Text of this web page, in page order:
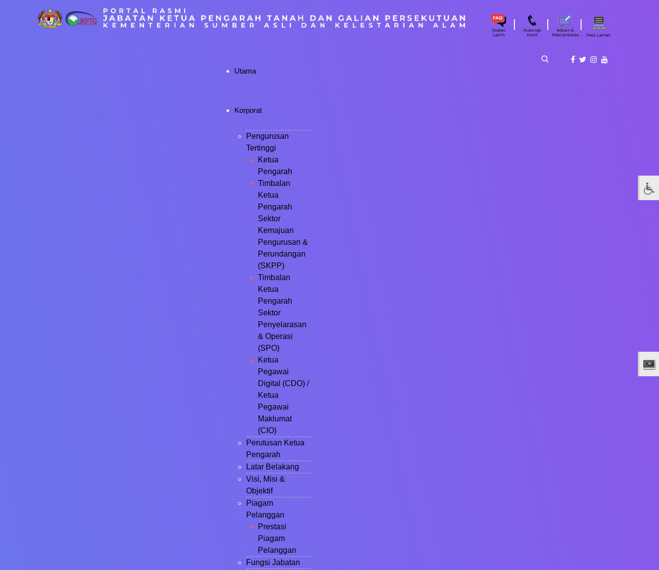
| | |
Utama
Korporat
Pengurusan
Tertinggi
Ketua
Pengarah
Timbalan
Ketua
Pengarah
Sektor
Kemajuan
Pengurusan &
Perundangan
(SKPP)
Timbalan
Ketua
Pengarah
Sektor
Penyelarasan
& Operasi
(SPO)
Ketua
Pegawai
Digital (CDO) /
Ketua
Pegawai
Maklumat
(CIO)
Perutusan Ketua
Pengarah
Latar Belakang
Visi, Misi &
Objektif
Piagam
Pelanggan
Prestasi
Piagam
Pelanggan
Fungsi Jabatan